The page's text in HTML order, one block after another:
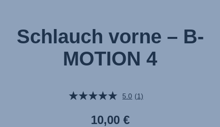
Schlauch vorne – B-
MOTION 4
5.0 Bewertung
(1)
10,00 €